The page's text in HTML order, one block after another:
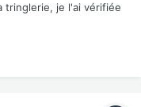
tringlerie, je l'ai vérifiée
recul au ralenti. Dès